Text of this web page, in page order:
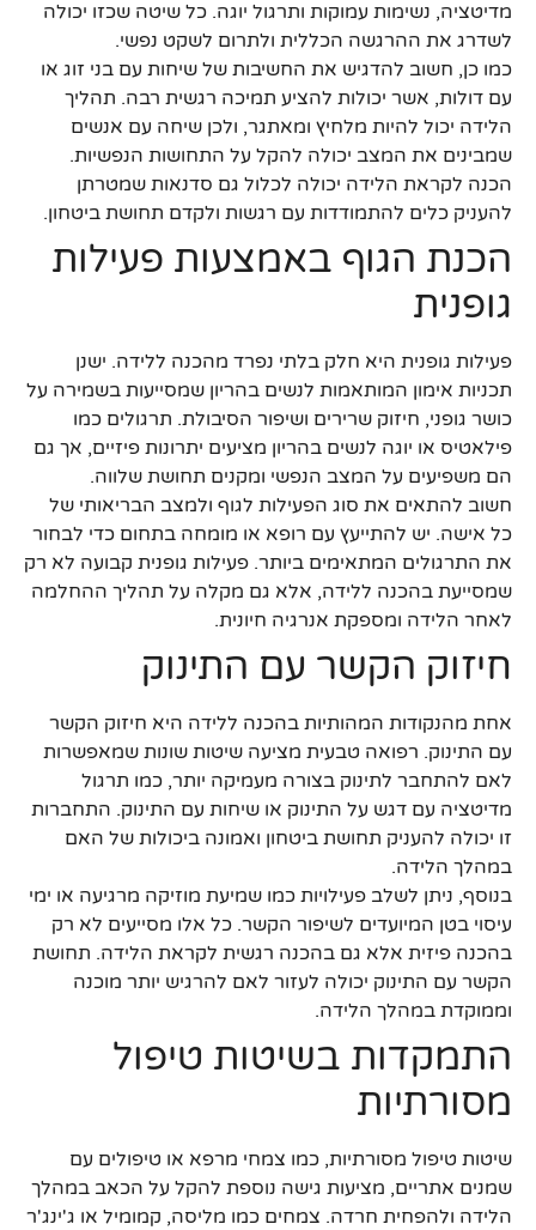
מדיטציה, נשימות עמוקות ותרגול יוגה. כל שיטה שכזו יכולה
לשדרג את ההרגשה הכללית ולתרום לשקט נפשי.
כמו כן, חשוב להדגיש את החשיבות של שיחות עם בני זוג או
עם דולות, אשר יכולות להציע תמיכה רגשית רבה. תהליך
הלידה יכול להיות מלחיץ ומאתגר, ולכן שיחה עם אנשים
שמבינים את המצב יכולה להקל על התחושות הנפשיות.
הכנה לקראת הלידה יכולה לכלול גם סדנאות שמטרתן
להעניק כלים להתמודדות עם רגשות ולקדם תחושת ביטחון.
הכנת הגוף באמצעות פעילות
גופנית
פעילות גופנית היא חלק בלתי נפרד מהכנה ללידה. ישנן
תכניות אימון המותאמות לנשים בהריון שמסייעות בשמירה על
כושר גופני, חיזוק שרירים ושיפור הסיבולת. תרגולים כמו
פילאטיס או יוגה לנשים בהריון מציעים יתרונות פיזיים, אך גם
הם משפיעים על המצב הנפשי ומקנים תחושת שלווה.
חשוב להתאים את סוג הפעילות לגוף ולמצב הבריאותי של
כל אישה. יש להתייעץ עם רופא או מומחה בתחום כדי לבחור
את התרגולים המתאימים ביותר. פעילות גופנית קבועה לא רק
שמסייעת בהכנה ללידה, אלא גם מקלה על תהליך ההחלמה
לאחר הלידה ומספקת אנרגיה חיונית.
חיזוק הקשר עם התינוק
אחת מהנקודות המהותיות בהכנה ללידה היא חיזוק הקשר
עם התינוק. רפואה טבעית מציעה שיטות שונות שמאפשרות
לאם להתחבר לתינוק בצורה מעמיקה יותר, כמו תרגול
מדיטציה עם דגש על התינוק או שיחות עם התינוק. התחברות
זו יכולה להעניק תחושת ביטחון ואמונה ביכולות של האם
במהלך הלידה.
בנוסף, ניתן לשלב פעילויות כמו שמיעת מוזיקה מרגיעה או ימי
עיסוי בטן המיועדים לשיפור הקשר. כל אלו מסייעים לא רק
בהכנה פיזית אלא גם בהכנה רגשית לקראת הלידה. תחושת
הקשר עם התינוק יכולה לעזור לאם להרגיש יותר מוכנה
וממוקדת במהלך הלידה.
התמקדות בשיטות טיפול
מסורתיות
שיטות טיפול מסורתיות, כמו צמחי מרפא או טיפולים עם
שמנים אתריים, מציעות גישה נוספת להקל על הכאב במהלך
הלידה ולהפחית חרדה. צמחים כמו מליסה, קמומיל או ג'ינג'ר